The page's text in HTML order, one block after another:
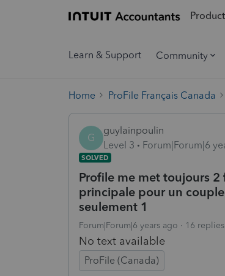
Learn & Support Community
Home ProFile Français Canada
G
guylainpoulin
Level 3
Forum|Forum|6
SOLVED
Profile me met toujours
principale pour un
seulement 1
Forum|Forum|6 years ago 16 replies
No text available
ProFile (Canada)